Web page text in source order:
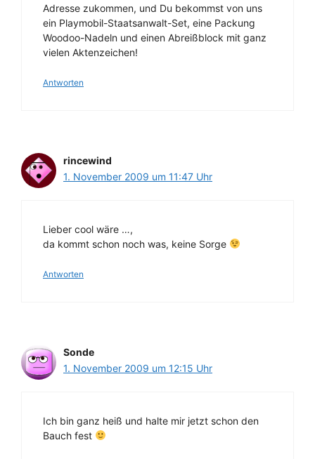
Adresse zukommen, und Du bekommst von uns
ein Playmobil-Staatsanwalt-Set, eine Packung
Woodoo-Nadeln und einen Abreißblock mit ganz
vielen Aktenzeichen!
Antworten
rincewind
1. November 2009 um 11:47 Uhr
Lieber cool wäre …,
da kommt schon noch was, keine Sorge
Antworten
Sonde
1. November 2009 um 12:15 Uhr
Ich bin ganz heiß und halte mir jetzt schon den
Bauch fest